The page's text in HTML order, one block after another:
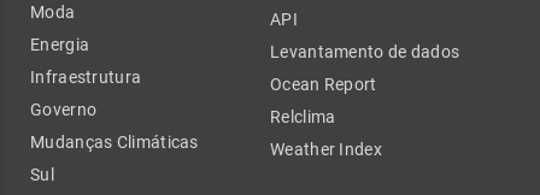
Moda
Energia
Infraestrutura
Governo
Mudanças Climáticas
Sul
API
Levantamento de dados
Ocean Report
Relclima
Weather Index